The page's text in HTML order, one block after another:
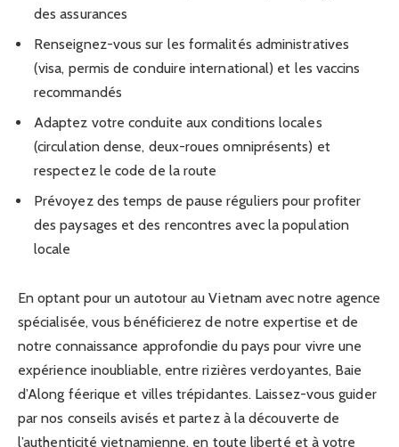
des assurances
Renseignez-vous sur les formalités administratives
(visa, permis de conduire international) et les vaccins
recommandés
Adaptez votre conduite aux conditions locales
(circulation dense, deux-roues omniprésents) et
respectez le code de la route
Prévoyez des temps de pause réguliers pour profiter
des paysages et des rencontres avec la population
locale
En optant pour un autotour au Vietnam avec notre agence
spécialisée, vous bénéficierez de notre expertise et de
notre connaissance approfondie du pays pour vivre une
expérience inoubliable, entre rizières verdoyantes, Baie
d’Along féerique et villes trépidantes. Laissez-vous guider
par nos conseils avisés et partez à la découverte de
l’authenticité vietnamienne, en toute liberté et à votre